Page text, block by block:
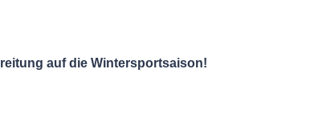
auf die Wintersportsaison!